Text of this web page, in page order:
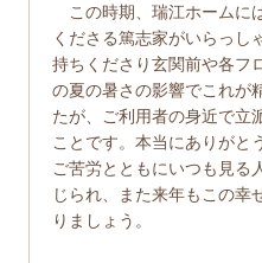
この時期、瑞江ホームに
くださる篤志家がいらっし
持ちくださり玄関前や各フ
の夏の暑さの影響でこれが
たが、ご利用者の身近で立
ことです。本当にありがと
ご苦労とともにいつも見る
じられ、また来年もこの幸
りましょう。